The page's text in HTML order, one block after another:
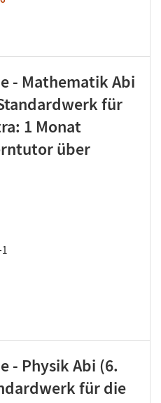
- Mathematik Abi
für
1 Monat
über
- Physik Abi (6.
für die